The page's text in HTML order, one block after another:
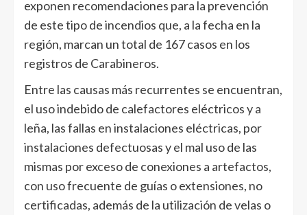
exponen recomendaciones para la prevención
de este tipo de incendios que, a la fecha en la
región, marcan un total de 167 casos en los
registros de Carabineros.
Entre las causas más recurrentes se encuentran,
el uso indebido de calefactores eléctricos y a
leña, las fallas en instalaciones eléctricas, por
instalaciones defectuosas y el mal uso de las
mismas por exceso de conexiones a artefactos,
con uso frecuente de guías o extensiones, no
certificadas, además de la utilización de velas o